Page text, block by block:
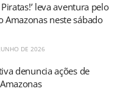
leva aventura pelo
Amazonas neste sábado
DE 2026
denuncia ações de